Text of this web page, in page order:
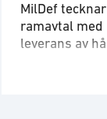
MilDef
ramavtal med
leverans av